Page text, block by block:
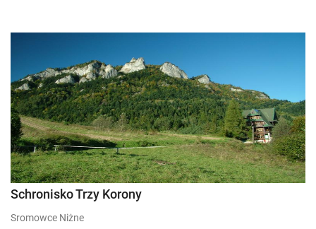
Schronisko Trzy Korony
Sromowce Niżne